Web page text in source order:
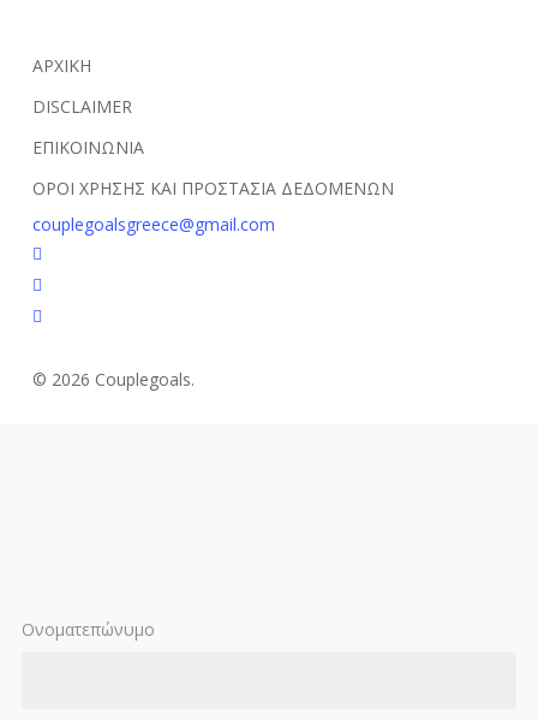
ΑΡΧΙΚΗ
DISCLAIMER
ΕΠΙΚΟΙΝΩΝΙΑ
ΟΡΟΙ ΧΡΗΣΗΣ ΚΑΙ ΠΡΟΣΤΑΣΙΑ ΔΕΔΟΜΕΝΩΝ
couplegoalsgreece@gmail.com
facebook
youtube
instagram
© 2026 Couplegoals.
Ονοματεπώνυμο